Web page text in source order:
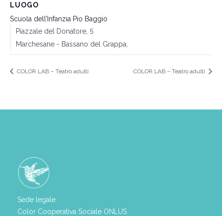
LUOGO
Scuola dell’Infanzia Pio Baggio
Piazzale del Donatore, 5
Marchesane - Bassano del Grappa
COLOR LAB – Teatro adulti COLOR LAB – Teatro adulti
Sede legale
Color Cooperativa Sociale ONLUS